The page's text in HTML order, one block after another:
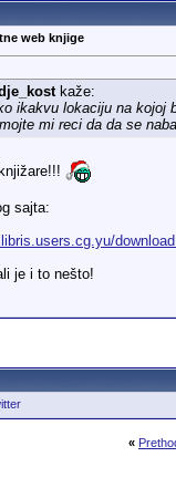
web knjige
kaže:
ikakvu lokaciju na kojoj
mi reci da da se
sajta:
je i to nešto!
«